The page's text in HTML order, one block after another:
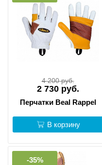
4 200 руб.
2 730 руб.
Перчатки Beal Rappel
В корзину
-35%